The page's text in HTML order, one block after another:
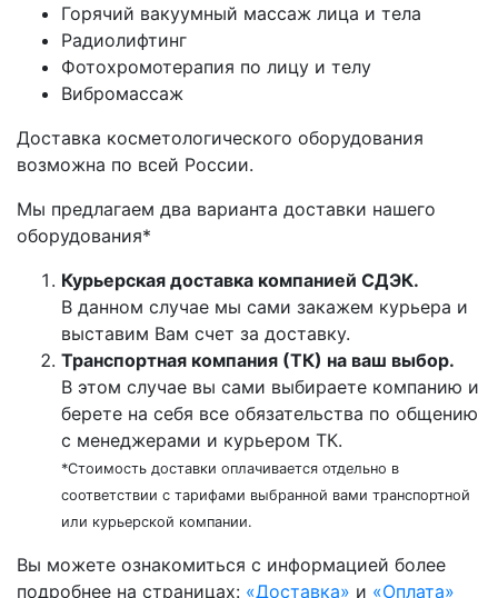
Горячий вакуумный массаж лица и тела
Радиолифтинг
Фотохромотерапия по лицу и телу
Вибромассаж
Доставка косметологического оборудования
возможна по всей России.
Мы предлагаем два варианта доставки нашего
оборудования*
Курьерская доставка компанией СДЭК.
В данном случае мы сами закажем курьера и
выставим Вам счет за доставку.
Транспортная компания (ТК) на ваш выбор.
В этом случае вы сами выбираете компанию и
берете на себя все обязательства по общению
с менеджерами и курьером ТК.
*Стоимость доставки оплачивается отдельно в
соответствии с тарифами выбранной вами транспортной
или курьерской компании.
Вы можете ознакомиться c информацией более
подробнее на страницах: «Доставка» и «Оплата»